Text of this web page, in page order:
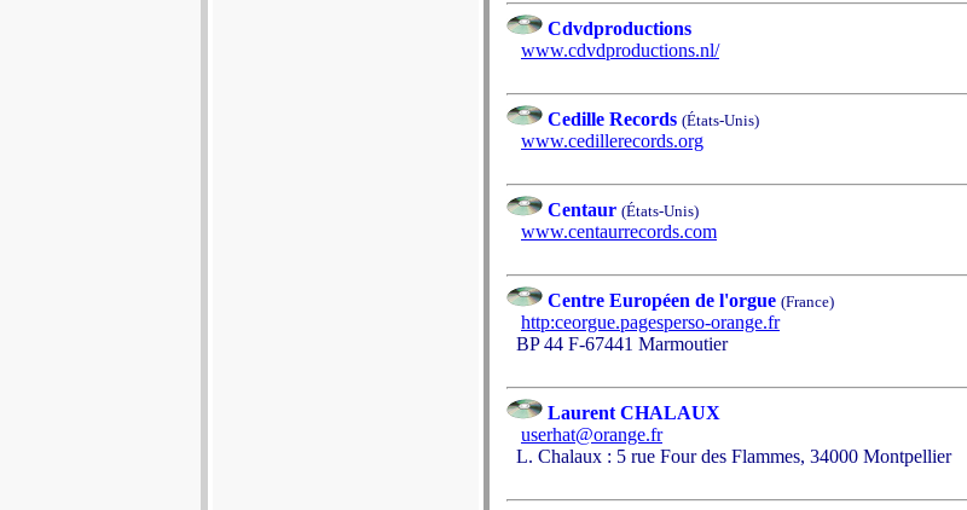
Cdvdproductions
www.cdvdproductions.nl/
Cedille Records (États-Unis)
www.cedillerecords.org
Centaur (États-Unis)
www.centaurrecords.com
Centre Européen de l'orgue (France)
http:ceorgue.pagesperso-orange.fr
BP 44 F-67441 Marmoutier
Laurent CHALAUX
userhat@orange.fr
L. Chalaux : 5 rue Four des Flammes, 34000 Montpellier